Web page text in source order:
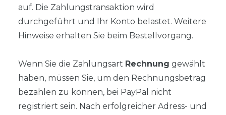
auf. Die Zahlungstransaktion wird
durchgeführt und Ihr Konto belastet. Weitere
Hinweise erhalten Sie beim Bestellvorgang.
Wenn Sie die Zahlungsart Rechnung gewählt
haben, müssen Sie, um den Rechnungsbetrag
bezahlen zu können, bei PayPal nicht
registriert sein. Nach erfolgreicher Adress- und